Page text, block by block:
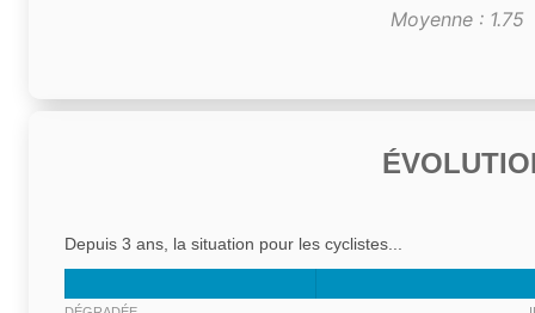
Moyenne : 1.75
Depuis 3 ans, la situation pour les cyclistes...